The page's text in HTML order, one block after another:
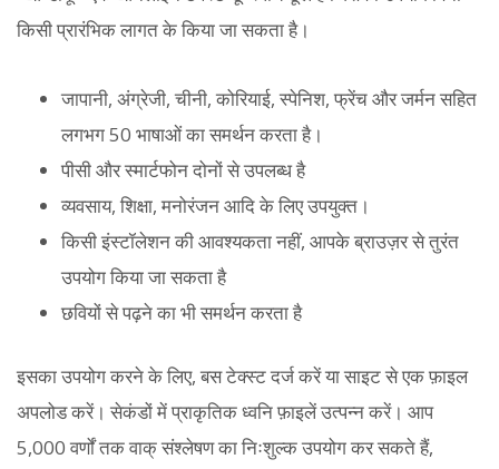
किसी प्रारंभिक लागत के किया जा सकता है।
जापानी, अंग्रेजी, चीनी, कोरियाई, स्पेनिश, फ्रेंच और जर्मन सहित
लगभग 50 भाषाओं का समर्थन करता है।
पीसी और स्मार्टफोन दोनों से उपलब्ध है
व्यवसाय, शिक्षा, मनोरंजन आदि के लिए उपयुक्त।
किसी इंस्टॉलेशन की आवश्यकता नहीं, आपके ब्राउज़र से तुरंत
उपयोग किया जा सकता है
छवियों से पढ़ने का भी समर्थन करता है
इसका उपयोग करने के लिए, बस टेक्स्ट दर्ज करें या साइट से एक फ़ाइल
अपलोड करें। सेकंडों में प्राकृतिक ध्वनि फ़ाइलें उत्पन्न करें। आप
5,000 वर्णों तक वाक् संश्लेषण का निःशुल्क उपयोग कर सकते हैं,